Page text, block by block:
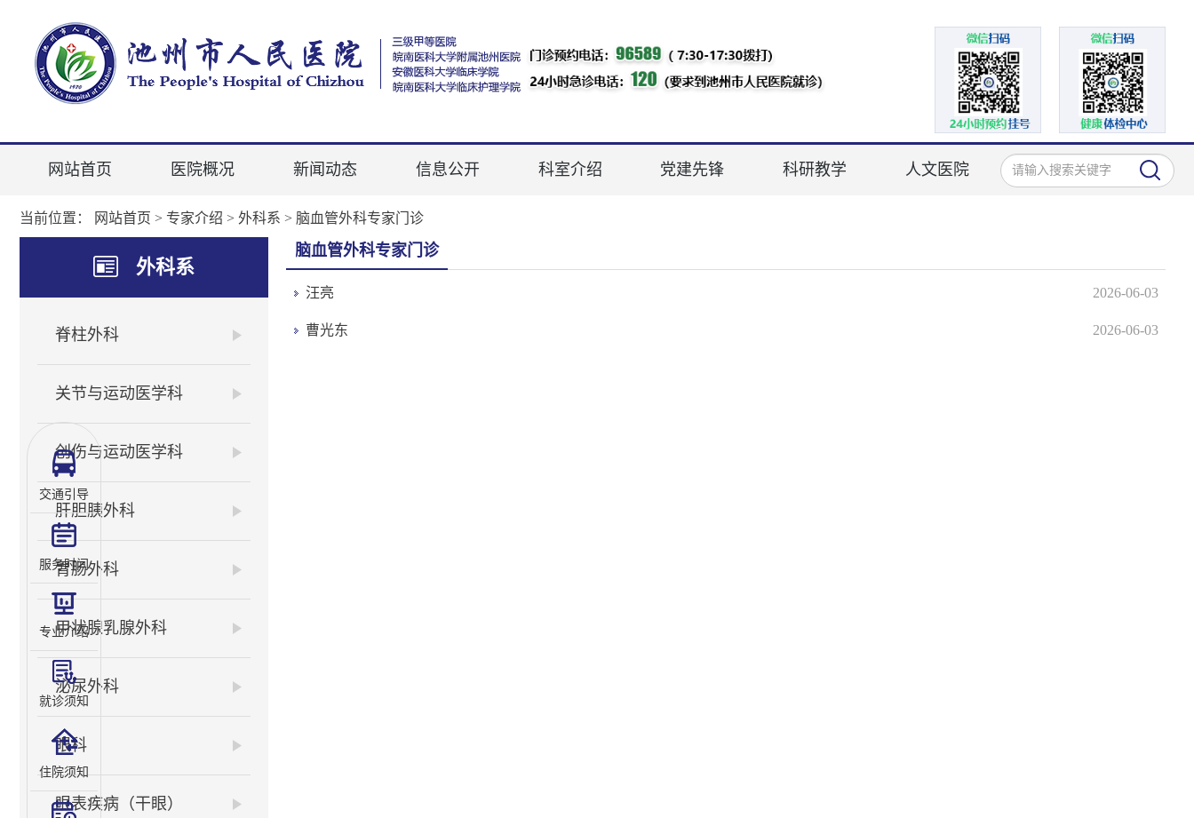
网站首页 医院概况 新闻动态 信息公开 科室介绍 党建先锋 科研教学 人文医院
当前位置： 网站首页 > 专家介绍 > 外科系 > 脑血管外科专家门诊
外科系
脊柱外科
关节与运动医学科
创伤与运动医学科
肝胆胰外科
胃肠外科
甲状腺乳腺外科
泌尿外科
眼科
眼表疾病（干眼）
脑血管外科专家门诊
2026-06-03
汪亮
2026-06-03
曹光东
交通引导
服务时间
专业介绍
就诊须知
住院须知